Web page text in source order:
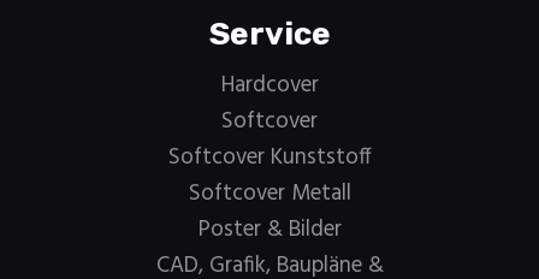
Service
Hardcover
Softcover
Softcover Kunststoff
Softcover Metall
Poster & Bilder
CAD, Grafik, Baupläne &